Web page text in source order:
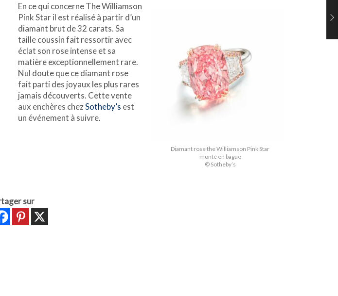
Diamant rose the Williamson Pink Star
monté en bague
© Sotheby’s
En ce qui concerne The Williamson
Pink Star il est réalisé à partir d’un
diamant brut de 32 carats. Sa
taille coussin fait ressortir avec
éclat son rose intense et sa
matière exceptionnellement rare.
Nul doute que ce diamant rose
fait parti des joyaux les plus rares
jamais découverts. Cette vente
aux enchères chezSotheby’s est
un événement à suivre.
sur